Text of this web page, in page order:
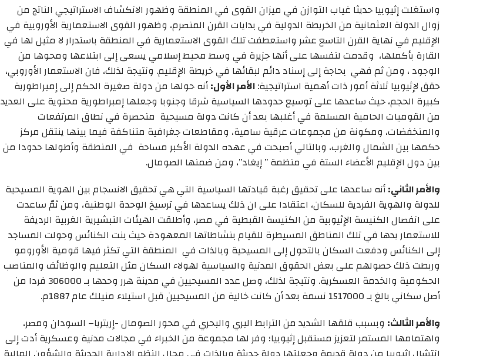
واستغلت إثيوبيا حديثا غياب التوازن في ميزان القوى في المنطقة وظهور الانكشاف الاستراتيجي الناتج من
زوال الدولة العثمانية من الخريطة الدولية في بدايات القرن المنصرم، وظهور القوى الاستعمارية الأوروبية في
الإقليم في نهاية القرن التاسع عشر واستعطفت تلك القوى الاستعمارية في المنطقة باستدرار لا مثيل لها في
القارة بأكملها، وقدمت لنفسها على أنها جزيرة في وسط محيط إسلامي يسعى إلى ابتلاعها ومحوها من
الوجود ، ومن ثم فهي بحاجة إلى إسناد دائم لبقائها في خريطة الإقليم. ونتيجة لذلك، فان الاستعمار الأوروبي،
حقق لإثيوبيا ثلاثة أمور ذات أهمية استراتيجية:الأمر الأول:أنه حولها من دولة صغيرة الحكم إلى إمبراطورية
كبيرة الحجم، حيث ساعدها على توسيع حدودها السياسية شرقا وجنوبا وجعلها إمبراطورية محتوية على العديد
من القوميات الحامية المسلمة في أغلبها بعد أن كانت دولة مسيحية منحصرة في نطاق المرتفعات
والمنخفضات، ومكونة من مجموعات عرقية سامية، ومقاطعات جغرافية متناكفة فيما بينها ينتقل مركز
حكمها بين الشمال والغرب، وبالتالي أصبحت في عهده الدولة الأكبر مساحة في المنطقة وأطولها حدودا من
بين دول الإقليم الأعضاء الستة في منظمة ” إيغاد”، ومن ضمنها الصومال.
والأمر الثاني:أنه ساعدها على تحقيق رغبة قيادتها السياسية التي هي تحقيق الانسجام بين الهوية المسيحية
للدولة والهوية الفردية للسكان، اعتقادا على ان ذلك يساعدها في ترسيخ الوحدة الوطنية، ومن ثمّ ساعدت
على انفصال الكنيسة الإثيوبية من الكنيسة القبطية في مصر، وأطلقت الهيئات التبشيرية الغربية الرديفة
للاستعمار يدها في تلك المناطق المسيطرة للقيام بنشاطاتها المعهودة حيث بنت الكنائس وحولت المساجد
إلى الكنائس ودفعت السكان بالتحول إلى المسيحية وبالذات في المنطقة التي تكثر فيها قومية الأورومو
وربطت ذلك حصولهم على بعض الحقوق المدنية والسياسية لهولاء السكان مثل التعليم والوظائف والمناصب
الحكومية والخدمة العسكرية. ونتيجة لذلك، وصل عدد المسيحيين في مدينة هرر وحدها بـ 306000 فردا من
أصل سكاني بالغ بـ 1517000 نسمة بعد أن كانت خالية من المسيحيين قبل استيلاء منيلك عام 1887م.
والأمر الثالث: وبسبب قلقها الشديد من الترابط البري والبحري في محور الصومال -إريتريا– السودان ومصر،
واهتمامها المستمر لتعزيز مستقبل إثيوبيا؛ وفر لها مجموعة من الخبراء في مجالات مدنية وعسكرية أدت إلى